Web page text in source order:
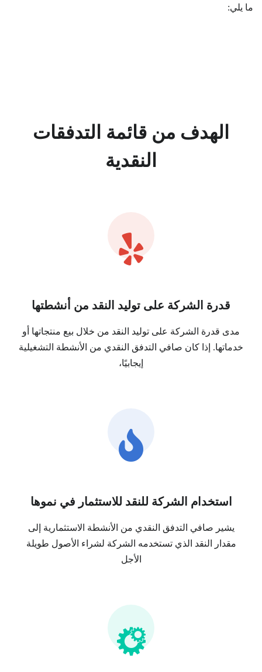
ما يلي:
الهدف من قائمة التدفقات
النقدية
قدرة الشركة على توليد النقد من أنشطتها
مدى قدرة الشركة على توليد النقد من خلال بيع منتجاتها أو
خدماتها. إذا كان صافي التدفق النقدي من الأنشطة التشغيلية
إيجابيًا،
استخدام الشركة للنقد للاستثمار في نموها
يشير صافي التدفق النقدي من الأنشطة الاستثمارية إلى
مقدار النقد الذي تستخدمه الشركة لشراء الأصول طويلة
الأجل